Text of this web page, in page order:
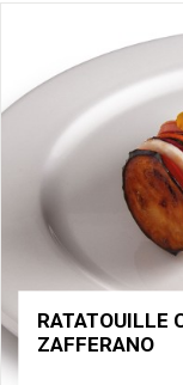
RATATOUILLE
ZAFFERANO